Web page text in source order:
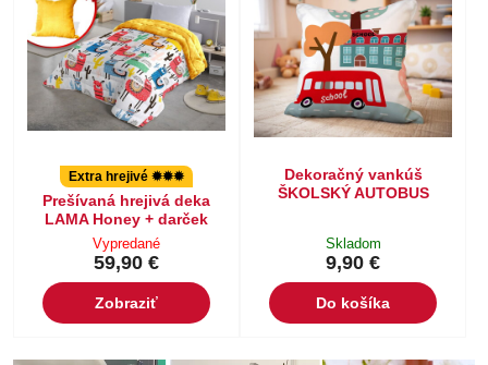
Extra hrejivé ✹✹✹
Prešívaná hrejivá deka
LAMA Honey + darček
Vypredané
59,90 €
Zobraziť
Dekoračný vankúš
ŠKOLSKÝ AUTOBUS
Skladom
9,90 €
Do košíka